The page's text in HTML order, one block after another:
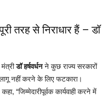
तरह से निराधार हैं – डॉ
डॉ हर्षवर्धनने कुछ राज्य सरकारों
नहीं करने के लिए फटकारा।
“जिम्मेदारीपूर्वक कार्यवाही करने में